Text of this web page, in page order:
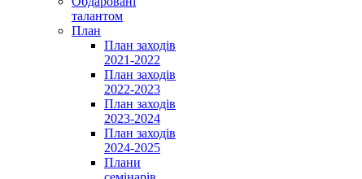
талантом
План
План заходів
2021-2022
План заходів
2022-2023
План заходів
2023-2024
План заходів
2024-2025
Плани